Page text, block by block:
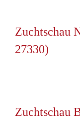
Zuchtschau
27330)
Zuchtschau